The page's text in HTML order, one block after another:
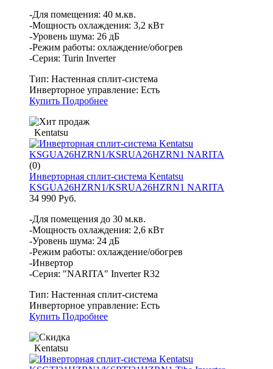
-Для помещения: 40 м.кв.
-Мощность охлаждения: 3,2 кВт
-Уровень шума: 26 дБ
-Режим работы: охлаждение/обогрев
-Серия: Turin Inverter
Тип: Настенная сплит-система
Инверторное управление: Есть
Купить Подробнее
Kentatsu
(0)
Инверторная сплит-система Kentatsu
KSGUA26HZRN1/KSRUA26HZRN1 NARITA
34 990 Руб.
-Для помещения до 30 м.кв.
-Мощность охлаждения: 2,6 кВт
-Уровень шума: 24 дБ
-Режим работы: охлаждение/обогрев
-Инвертор
-Серия: "NARITA" Inverter R32
Тип: Настенная сплит-система
Инверторное управление: Есть
Купить Подробнее
Kentatsu